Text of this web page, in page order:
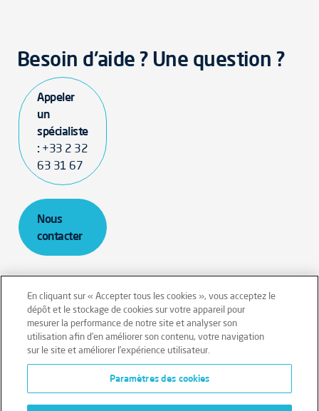
Besoin d'aide ? Une question ?
Appeler
un
spécialiste
: +33 2 32
63 31 67
Nous
contacter
Mentions légales
Conditions générales
Données personnelles
Données personnelles – Volontaires
Cookies
En cliquant sur « Accepter tous les cookies », vous acceptez le
dépôt et le stockage de cookies sur votre appareil pour
mesurer la performance de notre site et analyser son
utilisation afin d’en améliorer son contenu, votre navigation
sur le site et améliorer l’expérience utilisateur.
Paramètres des cookies